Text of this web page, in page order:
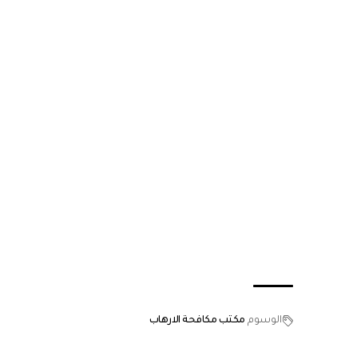
الوسوم مكتب مكافحة الارهاب